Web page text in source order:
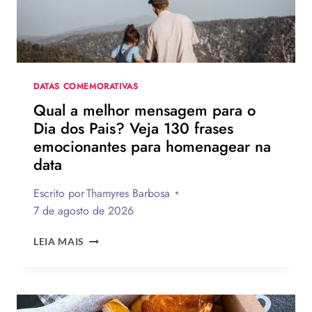
DATAS COMEMORATIVAS
Qual a melhor mensagem para o
Dia dos Pais? Veja 130 frases
emocionantes para homenagear na
data
Escrito porThamyres Barbosa
7 de agosto de 2026
LEIA MAIS QUAL
PARA